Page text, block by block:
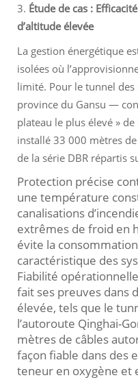
3. Étude de cas :
d’altitude élevée
La gestion énergétique
isolées où
limité. Pour le tunnel
province du Gansu —
plateau le plus élevé »
installé 33 000 mètres
de la série DBR répartis
Protection précise
une température
canalisations
extrêmes de froid en
évite la
caractéristique des
Fiabilité
fait ses preuves dans
élevée, tels que le
l’autoroute Qinghai-
mètres de câbles
façon fiable dans des
teneur en oxygène